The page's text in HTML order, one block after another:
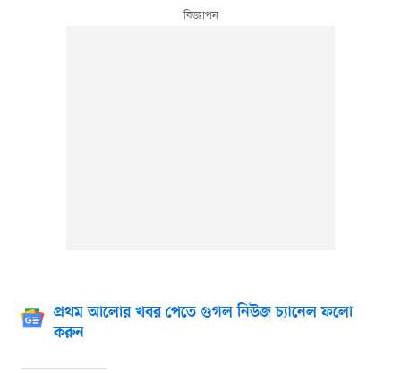
প্রথম আলোর খবর পেতে গুগল নিউজ চ্যানেল ফলো
করুন